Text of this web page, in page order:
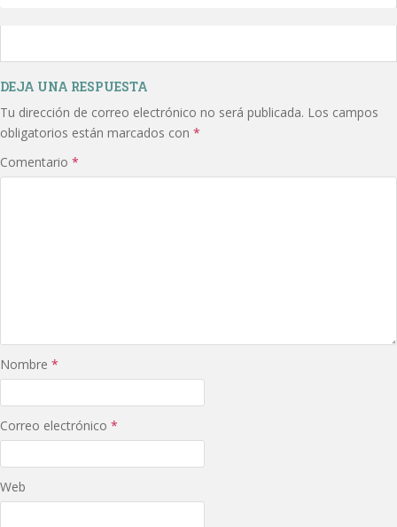
DEJA UNA RESPUESTA
Tu dirección de correo electrónico no será publicada. Los campos
obligatorios están marcados con *
Comentario *
Nombre *
Correo electrónico *
Web